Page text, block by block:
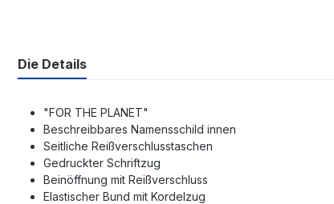
Die Details
"FOR THE PLANET"
Beschreibbares Namensschild innen
Seitliche Reißverschlusstaschen
Gedruckter Schriftzug
Beinöffnung mit Reißverschluss
Elastischer Bund mit Kordelzug